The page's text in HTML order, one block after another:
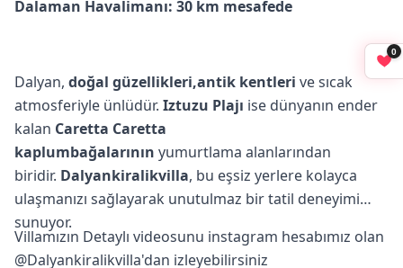
Dalaman Havalimanı: 30 km mesafede
Dalyan, doğal güzellikleri,antik kentleri ve sıcak
atmosferiyle ünlüdür. Iztuzu Plajı ise dünyanın ender
kalan Caretta Caretta
kaplumbağalarının yumurtlama alanlarından
biridir. Dalyankiralikvilla, bu eşsiz yerlere kolayca
ulaşmanızı sağlayarak unutulmaz bir tatil deneyimi
sunuyor.
Villamızın Detaylı videosunu instagram hesabımız olan
@Dalyankiralikvilla'dan izleyebilirsiniz
0